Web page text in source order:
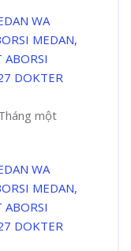
WA
MEDAN,
DOKTER
một
WA
MEDAN,
DOKTER